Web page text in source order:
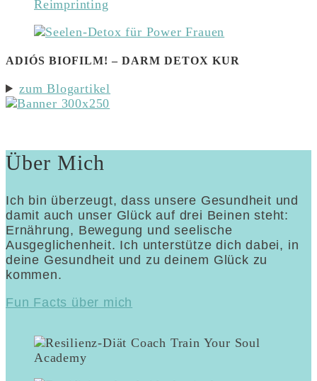
ADIÓS BIOFILM! – DARM DETOX KUR
zum Blogartikel
Über Mich
Ich bin überzeugt, dass unsere Gesundheit und
damit auch unser Glück auf drei Beinen steht:
Ernährung, Bewegung und seelische
Ausgeglichenheit. Ich unterstütze dich dabei, in
deine Gesundheit und zu deinem Glück zu
kommen.
Fun Facts über mich